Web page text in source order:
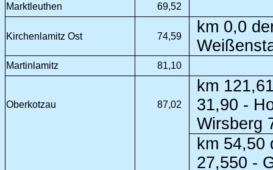
Marktleuthen 69,52
Kirchenlamitz Ost 74,59
km 0,0
Martinlamitz 81,10
Oberkotzau 87,02
km
31,90 -
Wirsberg
km 54,50
27,550 -